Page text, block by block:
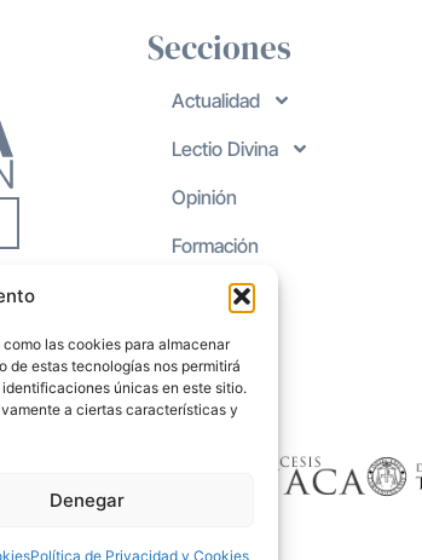
las cookies para almacenar
de estas tecnologías nos permitirá
únicas en este sitio.
a ciertas características y
Denegar
Política de Privacidad y Cookies
Secciones
Actualidad
Lectio Divina
Opinión
Formación